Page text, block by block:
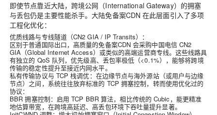
即使节点靠近大陆，跨境公网（International Gateway）的拥塞
与丢包仍是主要性能杀手。大陆免备案CDN 在此层面引入了多项
工程化优化：
优质线路与专线隧道（CN2 GIA / IP Transits） ：
区别于普通国际出口，高质量的免备案CDN 会采购中国电信 CN2
GIA（Global Internet Access）或类似的高端运营商专线。这些线路具
有独立的 QoS 队列，优先级高、丢包率极低（<0.1%），能够将跨境
传输的稳定性提升至接近内网水平。
私有传输协议与 TCP 栈调优：在边缘节点与海外源站（或用户与边缘
节点）之间，系统往往放弃标准的 TCP 拥塞控制，转而使用优化过的
协议：
BBR 拥塞控制：启用 TCP BBR 算法，相比传统的 Cubic，能更精准
地估算带宽，在跨境高延迟、高丢包环境下吞吐量提升显著。